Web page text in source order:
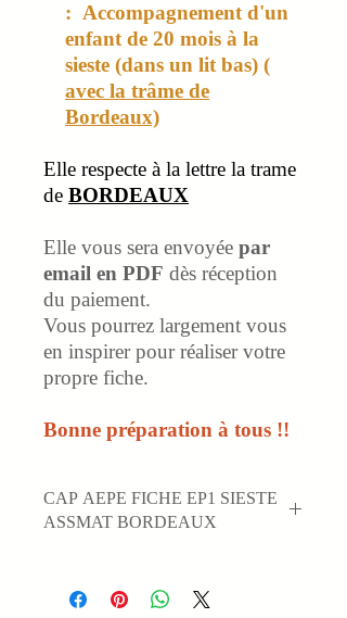
: Accompagnement d'un
enfant de 20 mois à la
sieste (dans un lit bas) (
avec la trâme de
Bordeaux)
Elle respecte à la lettre la trame
de BORDEAUX
Elle vous sera envoyée par
email en PDF dès réception
du paiement.
Vous pourrez largement vous
en inspirer pour réaliser votre
propre fiche.
Bonne préparation à tous !!
CAP AEPE FICHE EP1 SIESTE
ASSMAT BORDEAUX